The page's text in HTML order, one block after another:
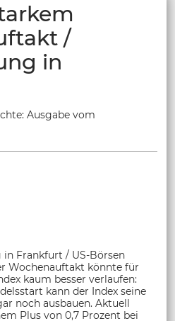
/
in
Ausgabe vom
Frankfurt / US-Börsen
Wochenauftakt könnte für
kaum besser verlaufen:
kann der Index seine
noch ausbauen. Aktuell
Plus von 0,7 Prozent bei